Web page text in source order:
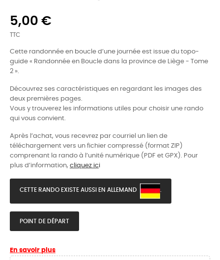
5,00 €
TTC
Cette randonnée en boucle d’une journée est issue du topo-
guide « Randonnée en Boucle dans la province de Liège - Tome
2 ».
Découvrez ses caractéristiques en regardant les images des
deux premières pages.
Vous y trouverez les informations utiles pour choisir une rando
qui vous convient.
Après l’achat, vous recevrez par courriel un lien de
téléchargement vers un fichier compressé (format ZIP)
comprenant la rando à l’unité numérique (PDF et GPX). Pour
plus d’information, cliquez ici
CETTE RANDO EXISTE AUSSI EN ALLEMAND
POINT DE DÉPART
En savoir plus